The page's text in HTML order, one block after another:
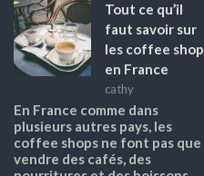
Tout ce qu’il
faut savoir sur
les coffee shop
en France
cathy
En France comme dans
plusieurs autres pays, les
coffee shops ne font pas que
vendre des cafés, des